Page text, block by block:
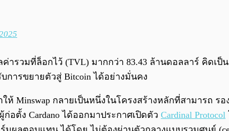
ารวมที่ล็อกไว้ (TVL) มากกว่า 83.43 ล้านดอลลาร์ คิดเป็
ารขยายตัวสู่ Bitcoin ได้อย่างมั่นคง
Minswap กลายเป็นหนึ่งในโครงสร้างหลักที่สามารถ ร
อตั้ง Cardano ได้ออกมาประกาศเปิดตัว Cardinal Protocol